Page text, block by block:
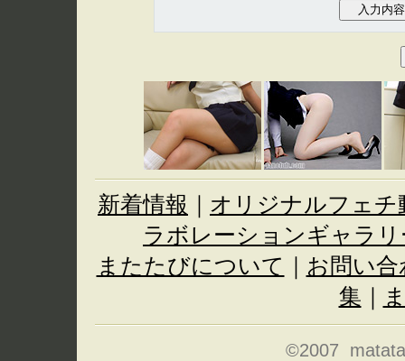
新着情報
オリジナルフェチ
ラボレーションギャラリ
またたびについて
お問い合
集
©2007